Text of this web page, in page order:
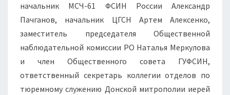
РО
начальник МСЧ-61 ФСИН России Александр
Пачганов, начальник ЦГСН Артем Алексенко,
заместитель председателя Общественной
наблюдательной комиссии РО Наталья Меркулова
и член Общественного совета ГУФСИН,
ответственный секретарь коллегии отделов по
тюремному служению Донской митрополии иерей